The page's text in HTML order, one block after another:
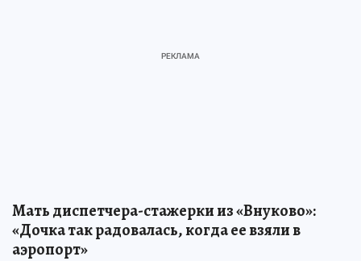
Мать диспетчера-стажерки из «Внуково»:
«Дочка так радовалась, когда ее взяли в
аэропорт»